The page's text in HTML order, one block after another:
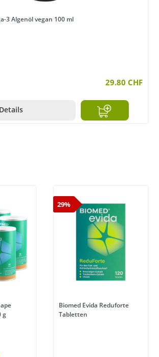
3 Algenöl vegan 100 ml
29.80 CHF
Details
g
29%
Biomed Evida Reduforte
Tabletten